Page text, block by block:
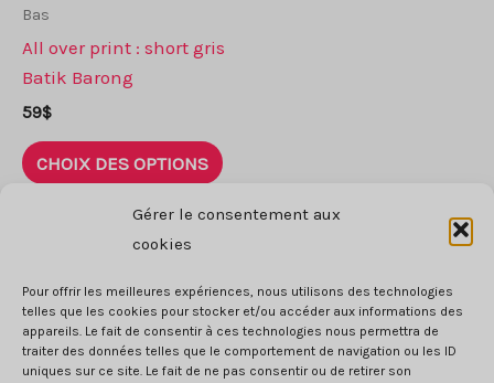
Gérer le consentement aux
cookies
Pour offrir les meilleures expériences, nous utilisons des technologies
telles que les cookies pour stocker et/ou accéder aux informations des
appareils. Le fait de consentir à ces technologies nous permettra de
traiter des données telles que le comportement de navigation ou les ID
uniques sur ce site. Le fait de ne pas consentir ou de retirer son
Bas
All over print : short gris
Batik Barong
59$
CHOIX DES OPTIONS
produit
Les
options
peuvent